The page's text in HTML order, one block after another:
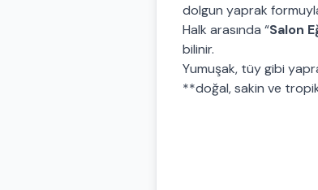
dolgun yaprak
Halk arasında “Salon
bilinir.
Yumuşak, tüy gibi
**doğal, sakin ve